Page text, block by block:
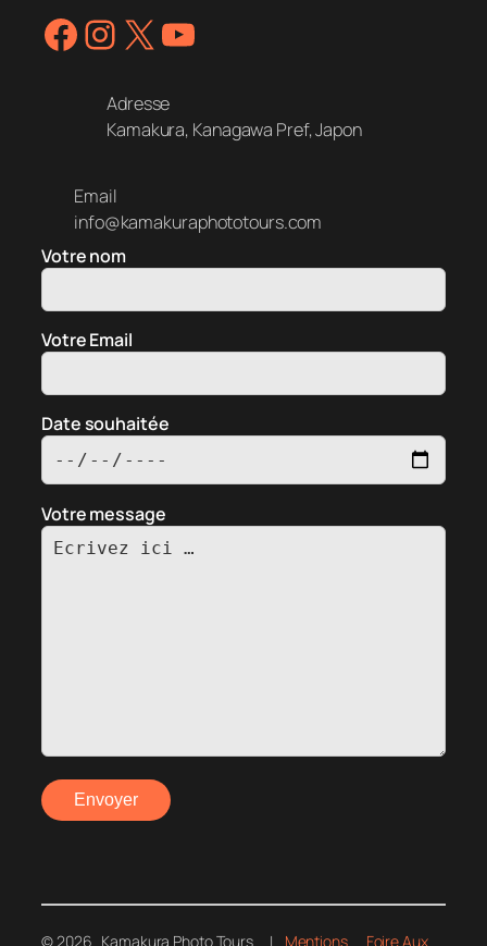
Facebook Instagram X YouTube
Adresse
Kamakura, Kanagawa Pref, Japon
Email
info@kamakuraphototours.com
Votre nom
Votre Email
Date souhaitée
Votre message
© 2026 Kamakura Photo Tours | Mentions Foire Aux